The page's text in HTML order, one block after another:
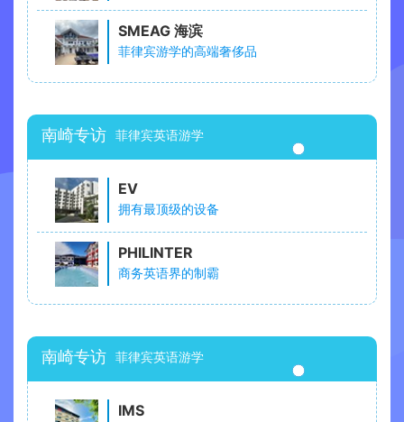
SMEAG 海滨
菲律宾游学的高端奢侈品
南崎专访 菲律宾英语游学
EV
拥有最顶级的设备
PHILINTER
商务英语界的制霸
南崎专访 菲律宾英语游学
IMS